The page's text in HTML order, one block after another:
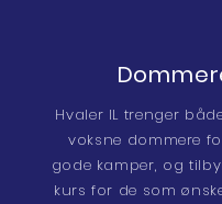
Hvaler IL trenger
voksne dommere
gode kamper, og
kurs for de som